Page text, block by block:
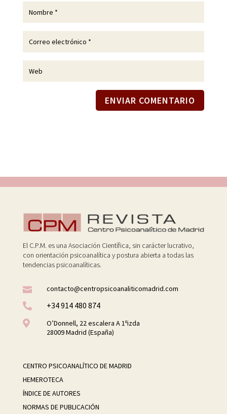
ENVIAR COMENTARIO
El C.P.M. es una Asociación Científica, sin carácter lucrativo,
con orientación psicoanalítica y postura abierta a todas las
tendencias psicoanalíticas.

contacto@centropsicoanaliticomadrid.com

+34 914 480 874

O’Donnell, 22 escalera A 1ºizda
28009 Madrid (España)
CENTRO PSICOANALÍTICO DE MADRID
HEMEROTECA
ÍNDICE DE AUTORES
NORMAS DE PUBLICACIÓN